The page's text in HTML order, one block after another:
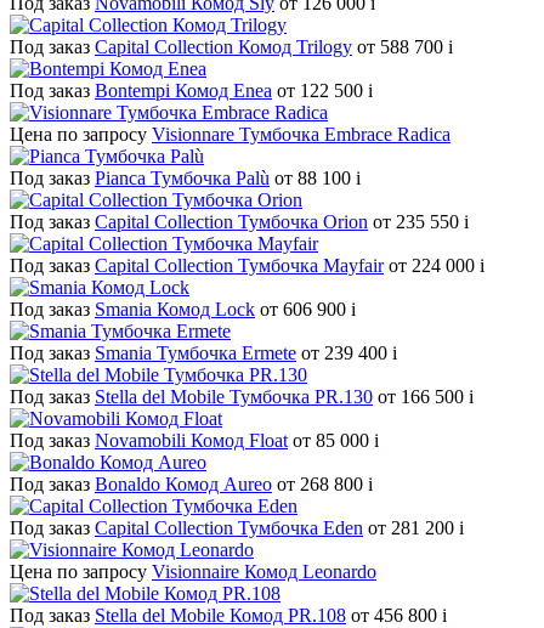
Под заказ Capital Collection Комод Trilogy от 588 700 i
Под заказ Bontempi Комод Enea от 122 500 i
Цена по запросу Visionnare Тумбочка Embrace Radica
Под заказ Pianca Тумбочка Palù от 88 100 i
Под заказ Capital Collection Тумбочка Orion от 235 550 i
Под заказ Capital Collection Тумбочка Mayfair от 224 000 i
Под заказ Smania Комод Lock от 606 900 i
Под заказ Smania Тумбочка Ermete от 239 400 i
Под заказ Stella del Mobile Тумбочка PR.130 от 166 500 i
Под заказ Novamobili Комод Float от 85 000 i
Под заказ Bonaldo Комод Aureo от 268 800 i
Под заказ Capital Collection Тумбочка Eden от 281 200 i
Цена по запросу Visionnaire Комод Leonardo
Под заказ Stella del Mobile Комод PR.108 от 456 800 i